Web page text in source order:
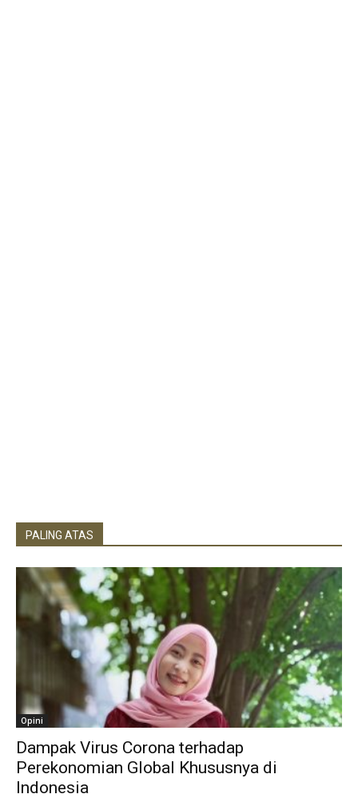
PALING ATAS
Opini
Dampak Virus Corona terhadap
Perekonomian Global Khususnya di
Indonesia